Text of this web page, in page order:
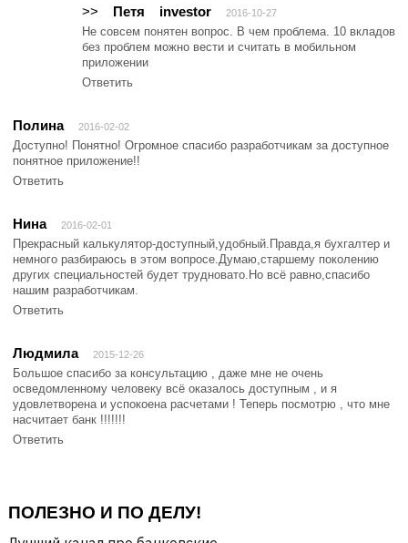
investor
>> Петя 2016-10-27
Не совсем понятен вопрос. В чем проблема. 10 вкладов
без проблем можно вести и считать в мобильном
приложении
Ответить
Полина 2016-02-02
Доступно! Понятно! Огромное спасибо разработчикам за доступное
понятное приложение!!
Ответить
Нина 2016-02-01
Прекрасный калькулятор-доступный,удобный.Правда,я бухгалтер и
немного разбираюсь в этом вопросе.Думаю,старшему поколению
других специальностей будет трудновато.Но всё равно,спасибо
нашим разработчикам.
Ответить
Людмила 2015-12-26
Большое спасибо за консультацию , даже мне не очень
осведомленному человеку всё оказалось доступным , и я
удовлетворена и успокоена расчетами ! Теперь посмотрю , что мне
насчитает банк !!!!!!!
Ответить
ПОЛЕЗНО И ПО ДЕЛУ!